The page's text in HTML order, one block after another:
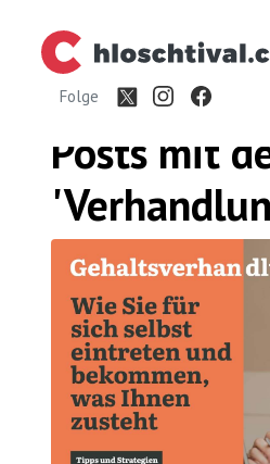
Folge
Posts mit